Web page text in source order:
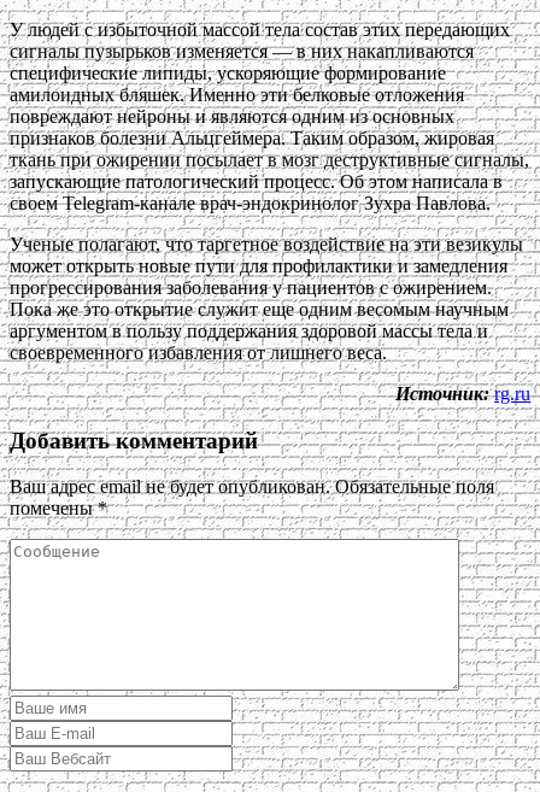
У людей с избыточной массой тела состав этих передающих
сигналы пузырьков изменяется — в них накапливаются
специфические липиды, ускоряющие формирование
амилоидных бляшек. Именно эти белковые отложения
повреждают нейроны и являются одним из основных
признаков болезни Альцгеймера. Таким образом, жировая
ткань при ожирении посылает в мозг деструктивные сигналы,
запускающие патологический процесс. Об этом написала в
своем Telegram-канале врач-эндокринолог Зухра Павлова.
Ученые полагают, что таргетное воздействие на эти везикулы
может открыть новые пути для профилактики и замедления
прогрессирования заболевания у пациентов с ожирением.
Пока же это открытие служит еще одним весомым научным
аргументом в пользу поддержания здоровой массы тела и
своевременного избавления от лишнего веса.
Источник: rg.ru
Добавить комментарий
Ваш адрес email не будет опубликован. Обязательные поля
помечены*